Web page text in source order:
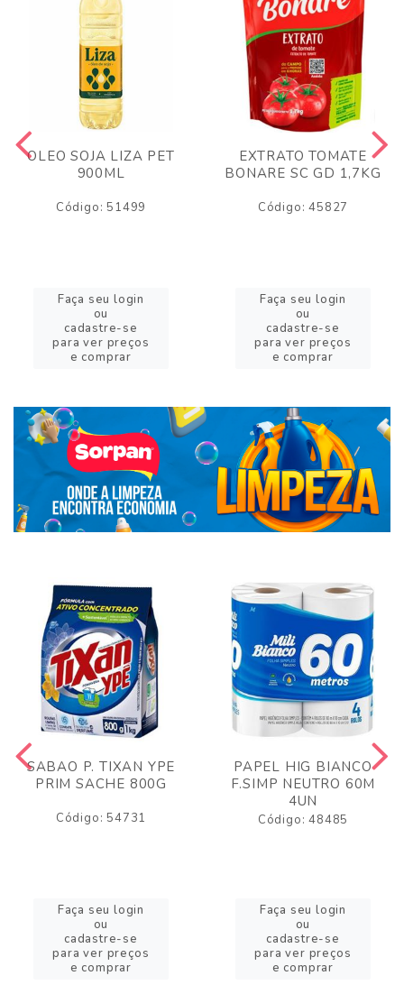
OLEO SOJA LIZA PET
900ML
Código: 51499
Faça seu login
ou
cadastre-se
para ver preços
e comprar
EXTRATO TOMATE
BONARE SC GD 1,7KG
Código: 45827
Faça seu login
ou
cadastre-se
para ver preços
e comprar
SABAO P. TIXAN YPE
PRIM SACHE 800G
Código: 54731
Faça seu login
ou
cadastre-se
para ver preços
e comprar
PAPEL HIG BIANCO
F.SIMP NEUTRO 60M
4UN
Código: 48485
Faça seu login
ou
cadastre-se
para ver preços
e comprar